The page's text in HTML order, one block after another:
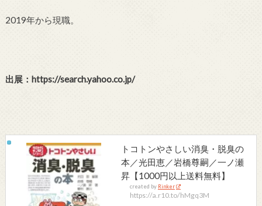
2019年から現職。
出展：https://search.yahoo.co.jp/
トコトンやさしい消臭・脱臭の
本／光田恵／岩橋尊嗣／一ノ瀬
昇【1000円以上送料無料】
created by Rinker
https://a.r10.to/hMgq3M